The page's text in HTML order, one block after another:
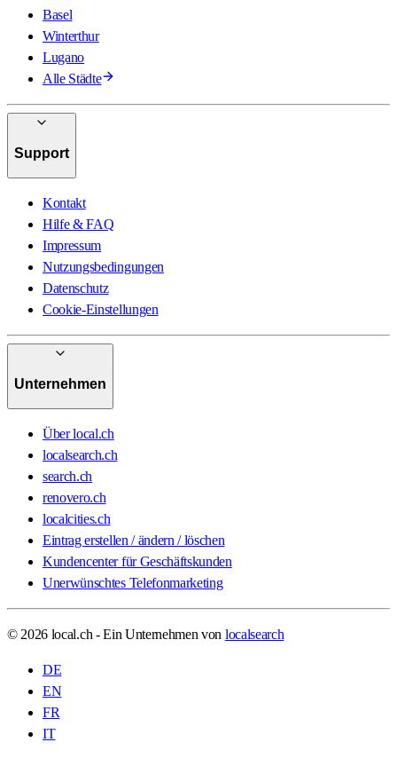
Basel
Winterthur
Lugano
Alle Städte
Support
Kontakt
Hilfe & FAQ
Impressum
Nutzungsbedingungen
Datenschutz
Cookie-Einstellungen
Unternehmen
Über local.ch
localsearch.ch
search.ch
renovero.ch
localcities.ch
Eintrag erstellen / ändern / löschen
Kundencenter für Geschäftskunden
Unerwünschtes Telefonmarketing
© 2026 local.ch - Ein Unternehmen von localsearch
DE
EN
FR
IT